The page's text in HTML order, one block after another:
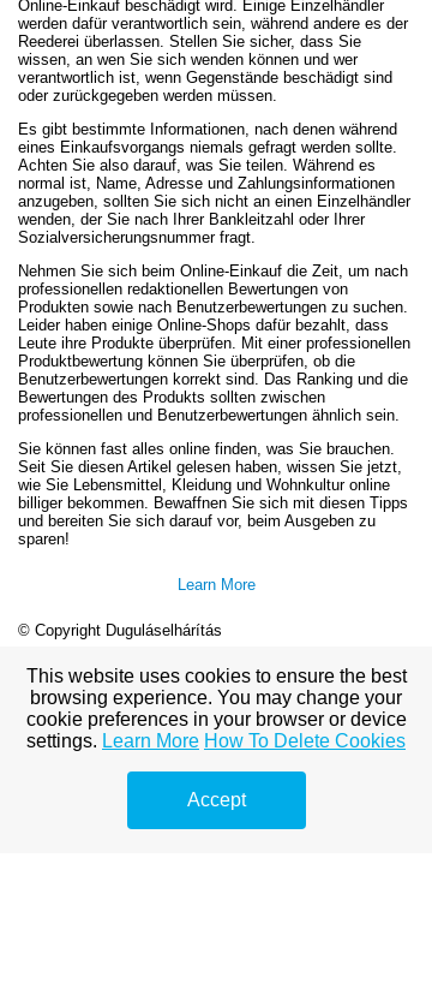
Online-Einkauf beschädigt wird. Einige Einzelhändler
werden dafür verantwortlich sein, während andere es der
Reederei überlassen. Stellen Sie sicher, dass Sie
wissen, an wen Sie sich wenden können und wer
verantwortlich ist, wenn Gegenstände beschädigt sind
oder zurückgegeben werden müssen.
Es gibt bestimmte Informationen, nach denen während
eines Einkaufsvorgangs niemals gefragt werden sollte.
Achten Sie also darauf, was Sie teilen. Während es
normal ist, Name, Adresse und Zahlungsinformationen
anzugeben, sollten Sie sich nicht an einen Einzelhändler
wenden, der Sie nach Ihrer Bankleitzahl oder Ihrer
Sozialversicherungsnummer fragt.
Nehmen Sie sich beim Online-Einkauf die Zeit, um nach
professionellen redaktionellen Bewertungen von
Produkten sowie nach Benutzerbewertungen zu suchen.
Leider haben einige Online-Shops dafür bezahlt, dass
Leute ihre Produkte überprüfen. Mit einer professionellen
Produktbewertung können Sie überprüfen, ob die
Benutzerbewertungen korrekt sind. Das Ranking und die
Bewertungen des Produkts sollten zwischen
professionellen und Benutzerbewertungen ähnlich sein.
Sie können fast alles online finden, was Sie brauchen.
Seit Sie diesen Artikel gelesen haben, wissen Sie jetzt,
wie Sie Lebensmittel, Kleidung und Wohnkultur online
billiger bekommen. Bewaffnen Sie sich mit diesen Tipps
und bereiten Sie sich darauf vor, beim Ausgeben zu
sparen!
Learn More
© Copyright Duguláselhárítás
View full site
Premium Link-
This website uses cookies to ensure the best
browsing experience. You may change your
cookie preferences in your browser or device
settings. Learn More How To Delete Cookies
Accept